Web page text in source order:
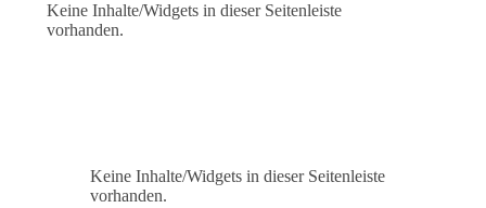
Keine Inhalte/Widgets in dieser Seitenleiste
vorhanden.
Keine Inhalte/Widgets in dieser Seitenleiste
vorhanden.